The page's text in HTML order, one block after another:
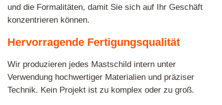
und die Formalitäten, damit Sie sich auf Ihr Geschäft
konzentrieren können.
Hervorragende Fertigungsqualität
Wir produzieren jedes Mastschild intern unter
Verwendung hochwertiger Materialien und präziser
Technik. Kein Projekt ist zu komplex oder zu groß.